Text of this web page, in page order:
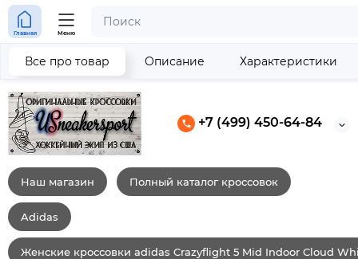
+7 (499) 450-64-84
Главная Меню
Наш магазин Полный каталог кроссовок
Adidas
Женские кроссовки adidas Crazyflight 5 Mid Indoor Cloud
Все про товар Описание Характеристики